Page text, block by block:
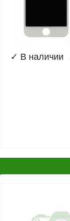
✓ В наличии